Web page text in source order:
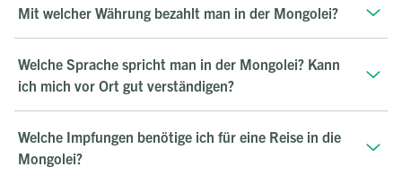
Mit welcher Währung bezahlt man in der Mongolei?
Welche Sprache spricht man in der Mongolei? Kann
ich mich vor Ort gut verständigen?
Welche Impfungen benötige ich für eine Reise in die
Mongolei?